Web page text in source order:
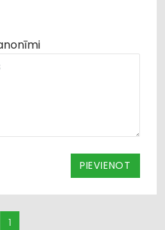
PIEVIENOT
1